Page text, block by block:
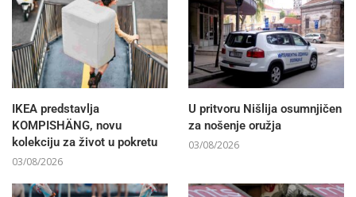
IKEA predstavlja
KOMPISHÄNG, novu
kolekciju za život u pokretu
03/08/2026
U pritvoru Nišlija osumnjičen
za nošenje oružja
03/08/2026